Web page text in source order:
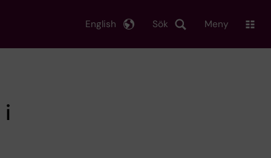
Sök
English Meny
i